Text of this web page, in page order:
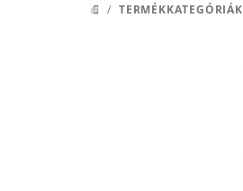
KEZDŐLAP
/ TERMÉKKATEGÓRIÁK